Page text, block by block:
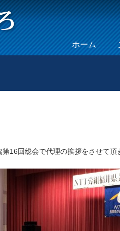
Menu
Skip to content
ホーム
16回総会で代理の挨拶をさせて頂